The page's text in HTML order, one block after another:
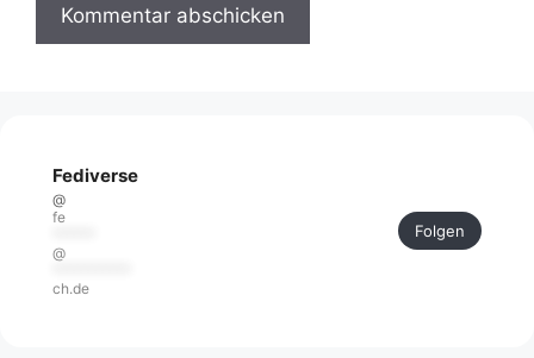
Fediverse
@
fe
@
ch.de
Folgen